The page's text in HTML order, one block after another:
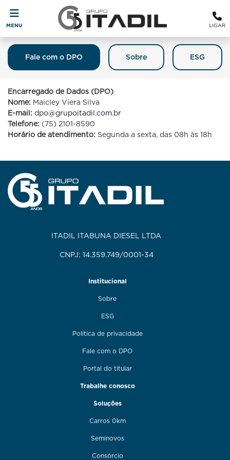
MENU LIGAR
Sobre ESG
Fale com o DPO
Fale Com O DPO (Encarregado De
Proteção De Dados)
Encarregado de Dados (DPO)
Nome: Maicley Viera Silva
E-mail: dpo@grupoitadil.com.br
Telefone: (75) 2101-8590
Horário de atendimento: Segunda a sexta, das 08h às 18h
ITADIL ITABUNA DIESEL LTDA
CNPJ: 14.359.749/0001-34
Institucional
Sobre
ESG
Política de privacidade
Fale com o DPO
Portal do titular
Trabalhe conosco
Soluções
Carros 0km
Seminovos
Consórcio